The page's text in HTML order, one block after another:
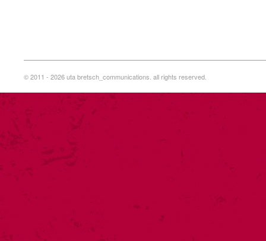
© 2011 - 2026 uta bretsch_communications. all rights reserved.